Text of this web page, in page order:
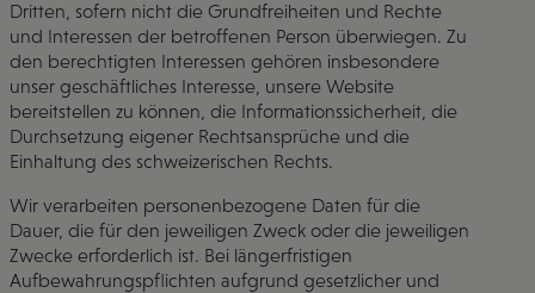
Dritten, sofern nicht die Grundfreiheiten und Rechte
und Interessen der betroffenen Person überwiegen. Zu
den berechtigten Interessen gehören insbesondere
unser geschäftliches Interesse, unsere Website
bereitstellen zu können, die Informationssicherheit, die
Durchsetzung eigener Rechtsansprüche und die
Einhaltung des schweizerischen Rechts.
Wir verarbeiten personenbezogene Daten für die
Dauer, die für den jeweiligen Zweck oder die jeweiligen
Zwecke erforderlich ist. Bei längerfristigen
Aufbewahrungspflichten aufgrund gesetzlicher und